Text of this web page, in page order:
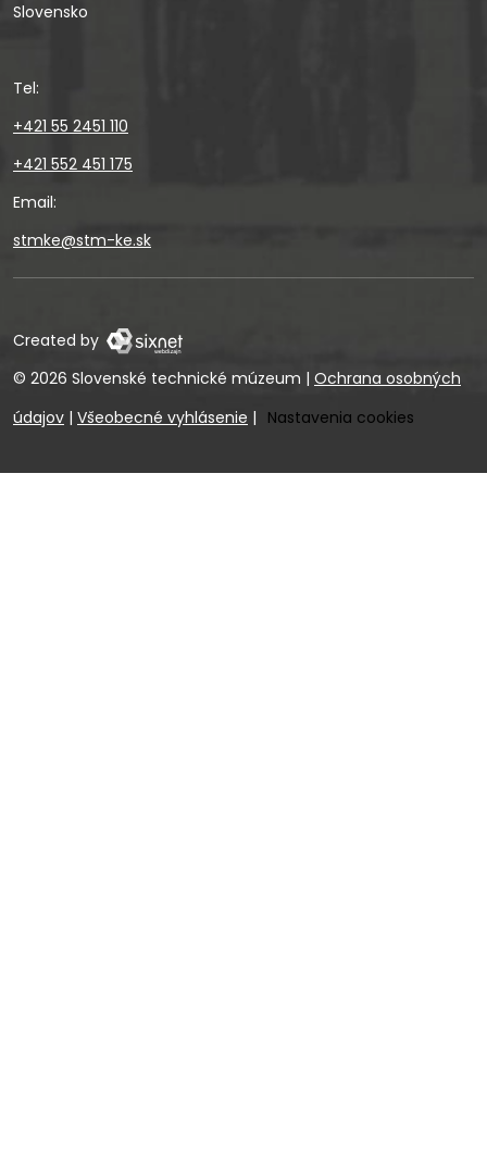
Slovensko
Tel:
+421 55 2451 110
+421 552 451 175
Email:
stmke@stm-ke.sk
Created by
© 2026 Slovenské technické múzeum | Ochrana osobných
údajov | Všeobecné vyhlásenie | Nastavenia cookies